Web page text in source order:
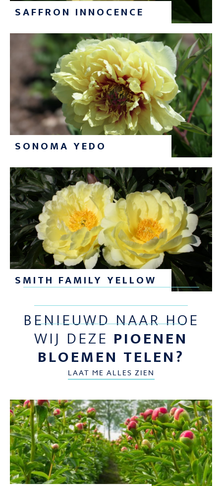
SAFFRON INNOCENCE
SONOMA YEDO
SMITH FAMILY YELLOW
BENIEUWD NAAR HOE
WIJ DEZE PIOENEN
BLOEMEN TELEN?
LAAT ME ALLES ZIEN